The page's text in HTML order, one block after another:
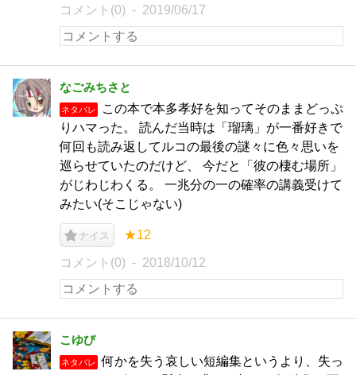
コメント(0) 2019/06/17
なごみちさと
ネタバレ
この本で本多孝好を知ってそのままどっぷ
りハマった。 読んだ当時は「瑠璃」が一番好きで
何回も読み返してルコの最後の謎々に色々思いを
巡らせていたのだけど、 今だと「彼の棲む場所」
がじわじわくる。 一兆分の一の確率の講義受けて
みたい(そこじゃない)
ナイス ★12
コメント(0) 2018/10/12
こゆび
ネタバレ
何かを失う哀しい短編集というより、失っ